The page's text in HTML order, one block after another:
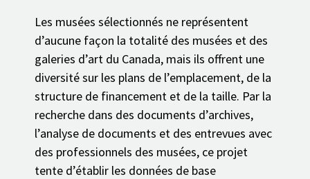
Les musées sélectionnés ne représentent
d’aucune façon la totalité des musées et des
galeries d’art du Canada, mais ils offrent une
diversité sur les plans de l’emplacement, de la
structure de financement et de la taille. Par la
recherche dans des documents d’archives,
l’analyse de documents et des entrevues avec
des professionnels des musées, ce projet
tente d’établir les données de base